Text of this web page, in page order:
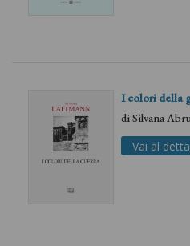
I colori della
diSilvana
Vai al